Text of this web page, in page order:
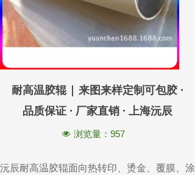
耐高温胶辊 | 来图来样定制可包胶 ·
品质保证 · 厂家直销 · 上海沅辰
넶 浏览量： 957
沅辰耐高温胶辊面向热转印、烫金、覆膜、涂